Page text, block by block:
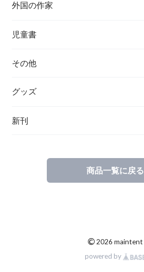
外国の作家
チェコ
ハンガリー
その他
ポーランド
児童書
その他
グッズ
新刊
商品一覧に戻る
© 2026 maintent
powered by